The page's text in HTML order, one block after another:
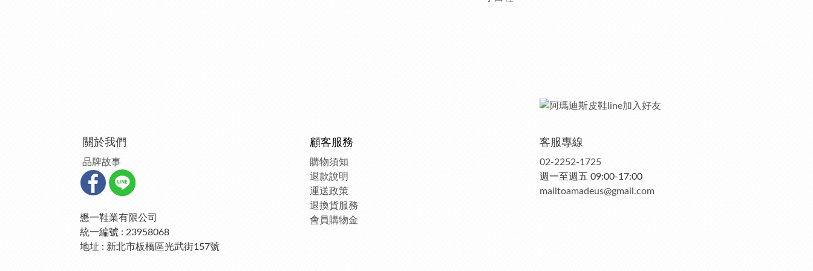
關於我們
品牌故事
懋一鞋業有限公司
統一編號 : 23958068
地址 : 新北市板橋區光武街157號
顧客服務
購物須知
退款說明
運送政策
退換貨服務
會員購物金
客服專線
02-2252-1725
週一至週五 09:00-17:00
mailtoamadeus@gmail.com